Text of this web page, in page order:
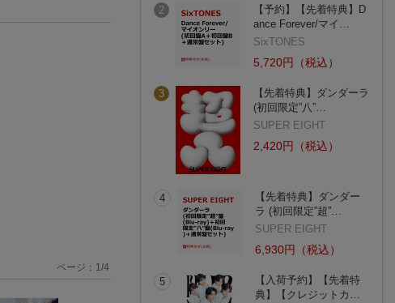
ページ： 1/4
2
【予約】【先着特典】D
ance Forever/マイ…
SixTONES
5,720円（税込）
3
【先着特典】ダンダーラ
(初回限定”八”…
SUPER EIGHT
2,420円（税込）
4
【先着特典】ダンダー
ラ (初回限定”超”…
SUPER EIGHT
6,930円（税込）
5
【入荷予約】【先着特
典】【クレジットカ…